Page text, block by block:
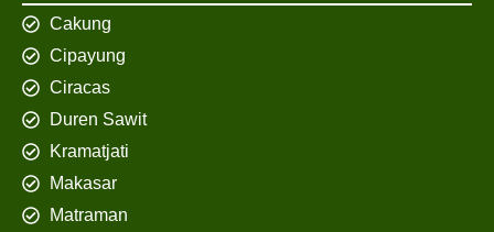
Cakung
Cipayung
Ciracas
Duren Sawit
Kramatjati
Makasar
Matraman